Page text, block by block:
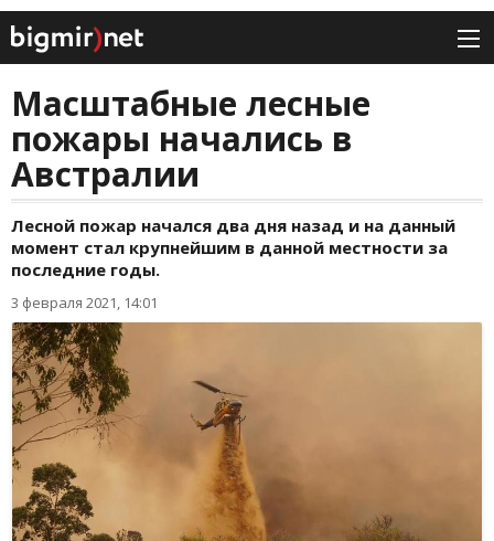
Масштабные лесные
пожары начались в
Австралии
Лесной пожар начался два дня назад и на данный
момент стал крупнейшим в данной местности за
последние годы.
3 февраля 2021, 14:01